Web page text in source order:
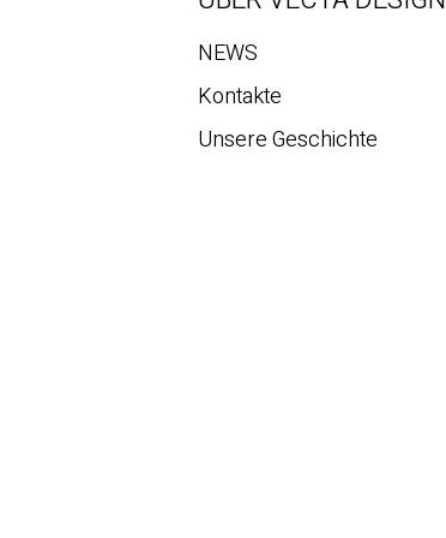
NEWS
Kontakte
Unsere Geschichte